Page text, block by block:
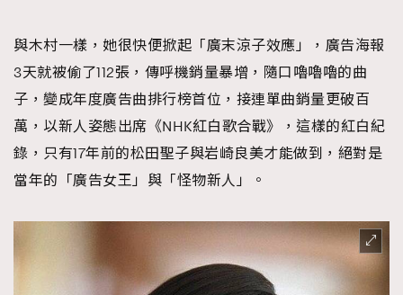
與木村一樣，她很快便掀起「廣末涼子效應」，廣告海報
3天就被偷了112張，傳呼機銷量暴增，隨口嚕嚕嚕的曲
子，變成年度廣告曲排行榜首位，接連單曲銷量更破百
萬，以新人姿態出席《NHK紅白歌合戰》，這樣的紅白紀
錄，只有17年前的松田聖子與岩崎良美才能做到，絕對是
當年的「廣告女王」與「怪物新人」。